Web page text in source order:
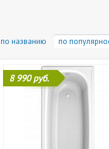
по названию по
8 990 руб.